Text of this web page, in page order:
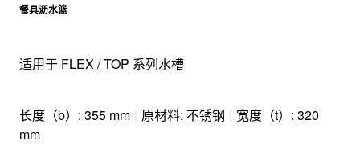
餐具沥水篮
适用于 FLEX / TOP 系列水槽
长度（b）: 355 mm | 原材料: 不锈钢 | 宽度（t）: 320
mm